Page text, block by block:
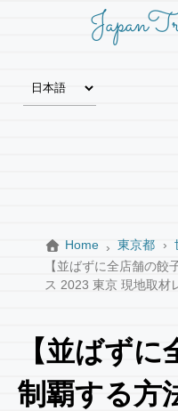
Home 東京都
【並ばずに全店舗の餃
ス 2023 東京 現地取材
【並ばず
制覇する方